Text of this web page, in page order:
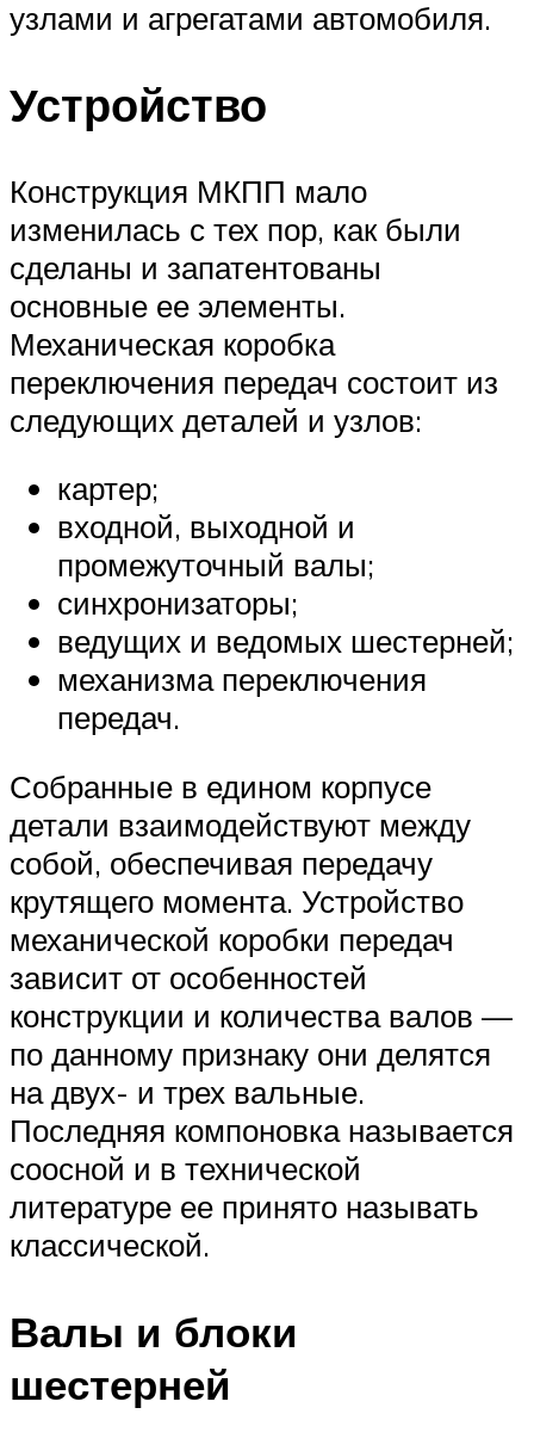
узлами и агрегатами автомобиля.
Устройство
Конструкция МКПП мало
изменилась с тех пор, как были
сделаны и запатентованы
основные ее элементы.
Механическая коробка
переключения передач состоит из
следующих деталей и узлов:
картер;
входной, выходной и
промежуточный валы;
синхронизаторы;
ведущих и ведомых шестерней;
механизма переключения
передач.
Собранные в едином корпусе
детали взаимодействуют между
собой, обеспечивая передачу
крутящего момента. Устройство
механической коробки передач
зависит от особенностей
конструкции и количества валов —
по данному признаку они делятся
на двух- и трех вальные.
Последняя компоновка называется
соосной и в технической
литературе ее принято называть
классической.
Валы и блоки
шестерней